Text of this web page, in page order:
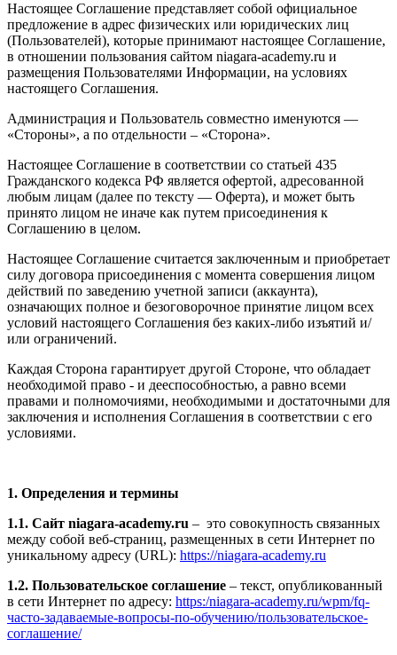
Настоящее Соглашение представляет собой официальное
предложение в адрес физических или юридических лиц
(Пользователей), которые принимают настоящее Соглашение,
в отношении пользования сайтом niagara-academy.ru и
размещения Пользователями Информации, на условиях
настоящего Соглашения.
Администрация и Пользователь совместно именуются —
«Стороны», а по отдельности – «Сторона».
Настоящее Соглашение в соответствии со статьей 435
Гражданского кодекса РФ является офертой, адресованной
любым лицам (далее по тексту — Оферта), и может быть
принято лицом не иначе как путем присоединения к
Соглашению в целом.
Настоящее Соглашение считается заключенным и приобретает
силу договора присоединения с момента совершения лицом
действий по заведению учетной записи (аккаунта),
означающих полное и безоговорочное принятие лицом всех
условий настоящего Соглашения без каких-либо изъятий и/
или ограничений.
Каждая Сторона гарантирует другой Стороне, что обладает
необходимой право - и дееспособностью, а равно всеми
правами и полномочиями, необходимыми и достаточными для
заключения и исполнения Соглашения в соответствии с его
условиями.
1. Определения и термины
1.1. Сайт niagara-academy.ru – это совокупность связанных
между собой веб-страниц, размещенных в сети Интернет по
уникальному адресу (URL): https://niagara-academy.ru
1.2. Пользовательское соглашение – текст, опубликованный
в сети Интернет по адресу: https:/niagara-academy.ru/wpm/fq-
часто-задаваемые-вопросы-по-обучению/пользовательское-
соглашение/